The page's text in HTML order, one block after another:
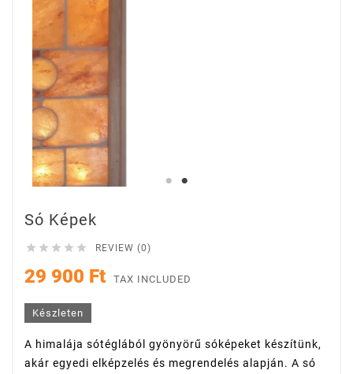
Só Képek
     REVIEW (0)
29 900 Ft TAX INCLUDED
Készleten
A himalája sótéglából gyönyörű sóképeket készítünk,
akár egyedi elképzelés és megrendelés alapján. A só